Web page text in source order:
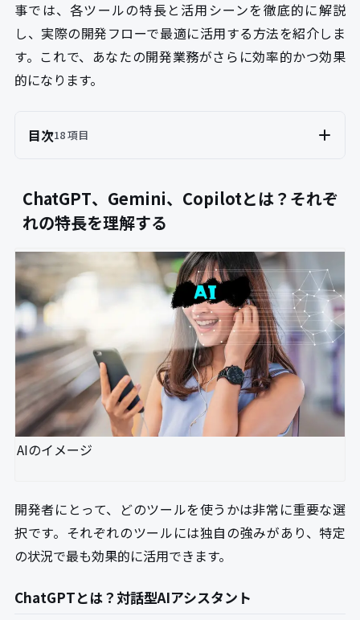
事では、各ツールの特長と活用シーンを徹底的に解説
し、実際の開発フローで最適に活用する方法を紹介しま
す。これで、あなたの開発業務がさらに効率的かつ効果
的になります。
目次18 項目
ChatGPT、Gemini、Copilotとは？それぞ
れの特長を理解する
AIのイメージ
開発者にとって、どのツールを使うかは非常に重要な選
択です。それぞれのツールには独自の強みがあり、特定
の状況で最も効果的に活用できます。
ChatGPTとは？対話型AIアシスタント